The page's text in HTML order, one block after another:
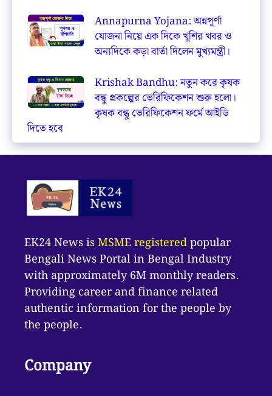
Annapurna Yojana: অন্নপূর্ণা
যোজনা নিয়ে এক দিকে খুশির খবর ও
অন্যদিকে কড়া বার্তা দিলেন মুখ্যমন্ত্রী।
Krishak Bandhu: নতুন করে কৃষক
বন্ধু প্রকল্পের ভেরিফিকেশন শুরু হলো।
কৃষক বন্ধু ভেরিফিকেশন ফর্মে আইডি
দিতে হবে
EK24 News isMSME registeredpopular
Bengali News Portal in Bengal Industry
with approximately 6M monthly readers.
Providing career and finance related
authentic information for the people by
the people.
Company